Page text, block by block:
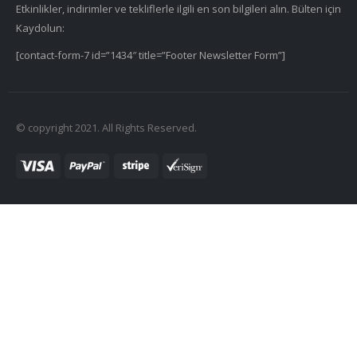
Etkinlikler, indirimler ve tekliflerle ilgili en son bilgileri alın. Bülten için
Kaydolun:
[contact-form-7 id=”1434″ title=”Footer Newsletter Form”]
© copyright 2021. All Rights Reserved.